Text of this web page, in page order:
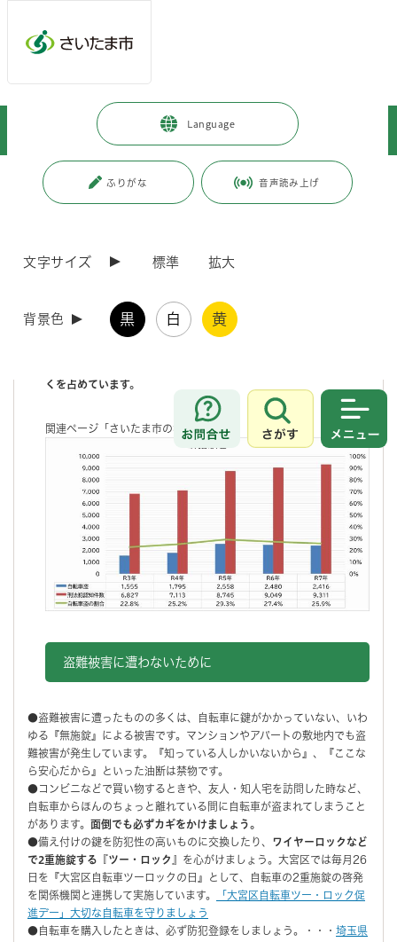
Language
ふりがな 音声読み上げ
文字サイズ 標準 拡大
背景色 黒 白 黄
お問合せ
さがす
暮らし・手続き > 安全・防災・消防
自転車の盗難にご注意ください
更新日付：2026年4月27日 / ページ番号：C042949
さいたま市内で発生する街頭犯罪の中で、自転車の盗難が最も多
くを占めています。
関連ページ「さいたま市の犯罪情勢」
盗難被害に遭わないために
●盗難被害に遭ったものの多くは、自転車に鍵がかかっていない、いわ
ゆる『無施錠』による被害です。マンションやアパートの敷地内でも盗
難被害が発生しています。『知っている人しかいないから』、『ここな
ら安心だから』といった油断は禁物です。
●コンビニなどで買い物するときや、友人・知人宅を訪問した時など、
自転車からほんのちょっと離れている間に自転車が盗まれてしまうこと
があります。 面倒でも必ずカギをかけましょう。
●備え付けの鍵を防犯性の高いものに交換したり、 ワイヤーロックなど
で2重施錠する『ツー・ロック』 を心がけましょう。大宮区では毎月26
日を『大宮区自転車ツーロックの日』として、自転車の2重施錠の啓発
を関係機関と連携して実施しています。
「大宮区自転車ツー・ロック促
進デー」大切な自転車を守りましょう
●自転車を購入したときは、必ず防犯登録をしましょう。・・・ 埼玉県